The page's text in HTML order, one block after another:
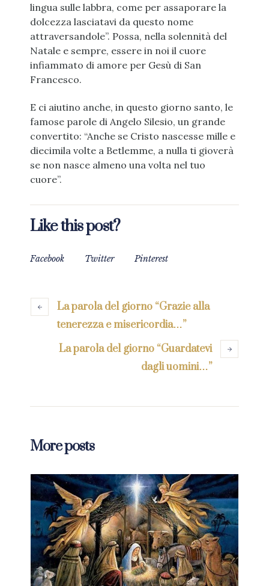
lingua sulle labbra, come per assaporare la
dolcezza lasciatavi da questo nome
attraversandole”. Possa, nella solennità del
Natale e sempre, essere in noi il cuore
infiammato di amore per Gesù di San
Francesco.
E ci aiutino anche, in questo giorno santo, le
famose parole di Angelo Silesio, un grande
convertito: “Anche se Cristo nascesse mille e
diecimila volte a Betlemme, a nulla ti gioverà
se non nasce almeno una volta nel tuo
cuore”.
Like this post?
Facebook Twitter Pinterest
La parola del giorno “Grazie alla
tenerezza e misericordia…”
La parola del giorno “Guardatevi
dagli uomini…”
More posts